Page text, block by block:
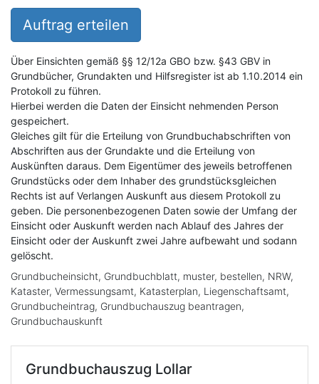
Auftrag erteilen
Über Einsichten gemäß §§ 12/12a GBO bzw. §43 GBV in
Grundbücher, Grundakten und Hilfsregister ist ab 1.10.2014 ein
Protokoll zu führen.
Hierbei werden die Daten der Einsicht nehmenden Person
gespeichert.
Gleiches gilt für die Erteilung von Grundbuchabschriften von
Abschriften aus der Grundakte und die Erteilung von
Auskünften daraus. Dem Eigentümer des jeweils betroffenen
Grundstücks oder dem Inhaber des grundstücksgleichen
Rechts ist auf Verlangen Auskunft aus diesem Protokoll zu
geben. Die personenbezogenen Daten sowie der Umfang der
Einsicht oder Auskunft werden nach Ablauf des Jahres der
Einsicht oder der Auskunft zwei Jahre aufbewaht und sodann
gelöscht.
Grundbucheinsicht, Grundbuchblatt, muster, bestellen, NRW,
Kataster, Vermessungsamt, Katasterplan, Liegenschaftsamt,
Grundbucheintrag, Grundbuchauszug beantragen,
Grundbuchauskunft
Grundbuchauszug Lollar